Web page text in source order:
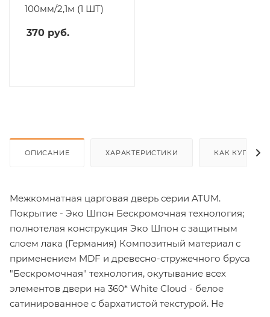
100мм/2,1м (1 ШТ)
370 руб.
ОПИСАНИЕ ХАРАКТЕРИСТИКИ КАК КУПИТЬ
Межкомнатная царговая дверь серии ATUM.
Покрытие - Эко Шпон Бескромочная технология;
полнотелая конструкция Эко Шпон с защитным
слоем лака (Германия) Композитный материал с
применением MDF и древесно-стружечного бруса
"Бескромочная" технология, окутывание всех
элементов двери на 360* White Cloud - белое
сатинированное с бархатистой текстурой. Не